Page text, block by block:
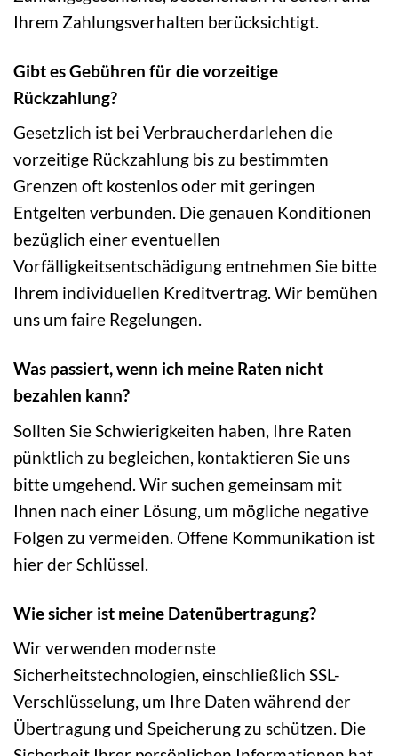
Ihrem Zahlungsverhalten berücksichtigt.
Gibt es Gebühren für die vorzeitige
Rückzahlung?
Gesetzlich ist bei Verbraucherdarlehen die
vorzeitige Rückzahlung bis zu bestimmten
Grenzen oft kostenlos oder mit geringen
Entgelten verbunden. Die genauen Konditionen
bezüglich einer eventuellen
Vorfälligkeitsentschädigung entnehmen Sie bitte
Ihrem individuellen Kreditvertrag. Wir bemühen
uns um faire Regelungen.
Was passiert, wenn ich meine Raten nicht
bezahlen kann?
Sollten Sie Schwierigkeiten haben, Ihre Raten
pünktlich zu begleichen, kontaktieren Sie uns
bitte umgehend. Wir suchen gemeinsam mit
Ihnen nach einer Lösung, um mögliche negative
Folgen zu vermeiden. Offene Kommunikation ist
hier der Schlüssel.
Wie sicher ist meine Datenübertragung?
Wir verwenden modernste
Sicherheitstechnologien, einschließlich SSL-
Verschlüsselung, um Ihre Daten während der
Übertragung und Speicherung zu schützen. Die